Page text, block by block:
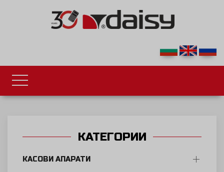
КАТЕГОРИИ
КАСОВИ АПАРАТИ